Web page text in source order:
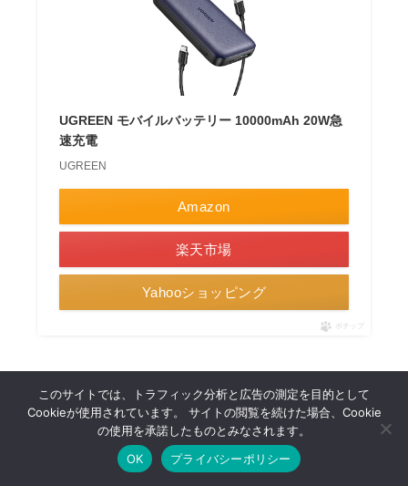
UGREEN モバイルバッテリー 10000mAh 20W急
速充電
UGREEN
Amazon
楽天市場
Yahooショッピング
ポチップ
UGREENの10000mAhモバイルバッテリ
ーのレビューまとめ
このサイトでは、トラフィック分析と広告の測定を目的として
Cookieが使用されています。 サイトの閲覧を続けた場合、Cookie
の使用を承諾したものとみなされます。
OK
プライバシーポリシー